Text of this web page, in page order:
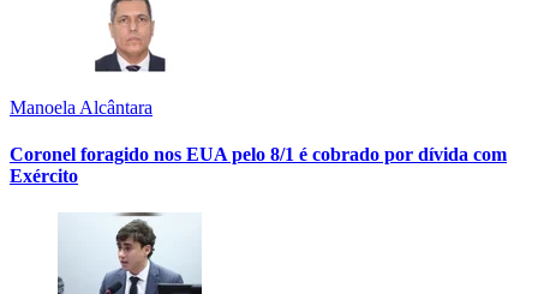
Manoela Alcântara
Coronel foragido nos EUA pelo 8/1 é cobrado por dívida com
Exército